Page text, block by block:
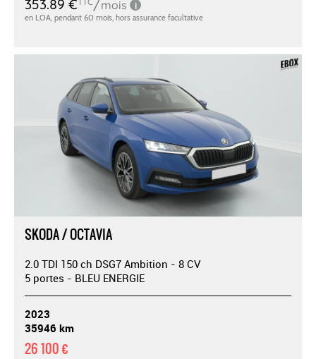
SKODA / OCTAVIA
2.0 TDI 150 ch DSG7 Ambition - 8 CV
5 portes - BLEU ENERGIE
2023
35946 km
26 100 €